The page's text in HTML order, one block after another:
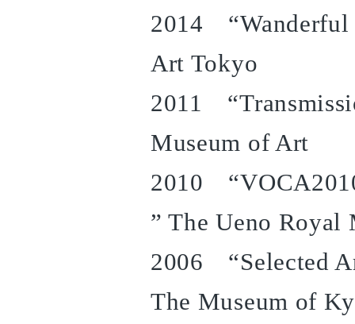
2014 “Wanderful
Art Tokyo
2011
Museum of Art
2010
” The Ueno Royal
2006 “Selected
The Museum of